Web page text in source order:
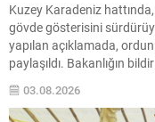
Kuzey Karadeniz
gövde gösterisini
yapılan açıklamada,
paylaşıldı. Bakanlığın
taşıyan dört gemi hedef
hava araçlarının (İHA)
Altyapısına Yönelik
03.08.2026